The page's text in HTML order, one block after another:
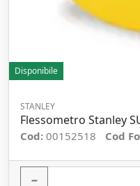
Disponibile
STANLEY
Flessometro Stanley
Cod: 00152518 Cod
−